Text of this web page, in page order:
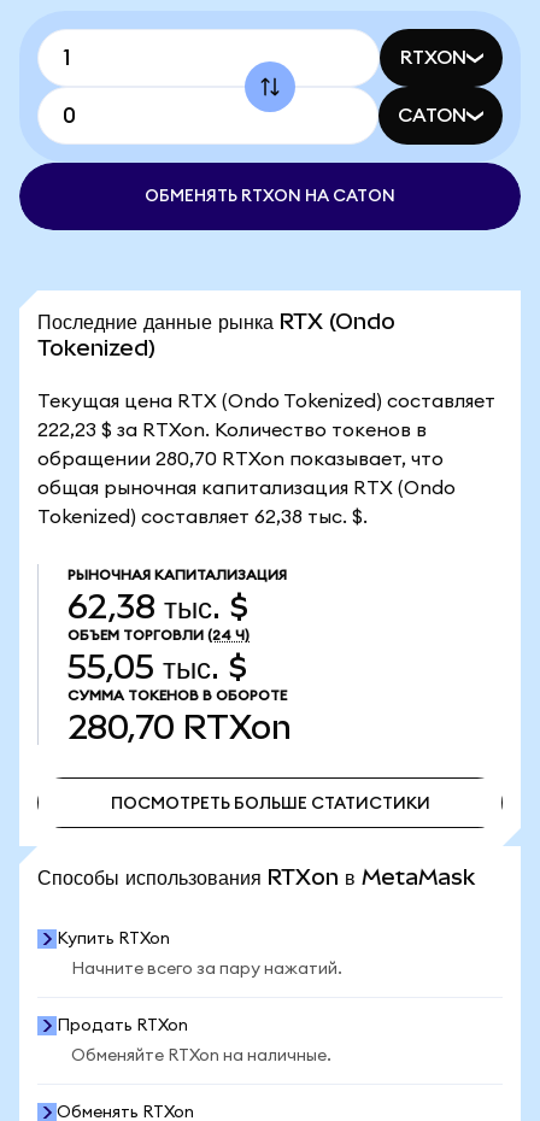
RTXON
CATON
ОБМЕНЯТЬ RTXON НА CATON
Последние данные рынка RTX (Ondo
Tokenized)
Текущая цена RTX (Ondo Tokenized) составляет
222,23 $ за RTXon. Количество токенов в
обращении 280,70 RTXon показывает, что
общая рыночная капитализация RTX (Ondo
Tokenized) составляет 62,38 тыс. $.
РЫНОЧНАЯ КАПИТАЛИЗАЦИЯ
62,38 тыс. $
ОБЪЕМ ТОРГОВЛИ (24 Ч)
55,05 тыс. $
СУММА ТОКЕНОВ В ОБОРОТЕ
280,70 RTXon
ПОСМОТРЕТЬ БОЛЬШЕ СТАТИСТИКИ
Способы использования RTXon в MetaMask
Купить RTXon
Начните всего за пару нажатий.
Продать RTXon
Обменяйте RTXon на наличные.
Обменять RTXon